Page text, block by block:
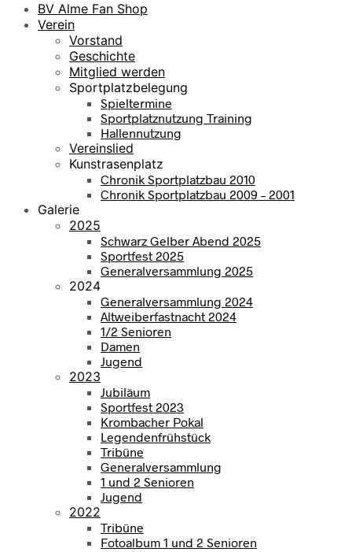
BV Alme Fan Shop
Verein
Vorstand
Geschichte
Mitglied werden
Sportplatzbelegung
Spieltermine
Sportplatznutzung Training
Hallennutzung
Vereinslied
Kunstrasenplatz
Chronik Sportplatzbau 2010
Chronik Sportplatzbau 2009 – 2001
Galerie
2025
Schwarz Gelber Abend 2025
Sportfest 2025
Generalversammlung 2025
2024
Generalversammlung 2024
Altweiberfastnacht 2024
1/2 Senioren
Damen
Jugend
2023
Jubiläum
Sportfest 2023
Krombacher Pokal
Legendenfrühstück
Tribüne
Generalversammlung
1 und 2 Senioren
Jugend
2022
Tribüne
Fotoalbum 1 und 2 Senioren